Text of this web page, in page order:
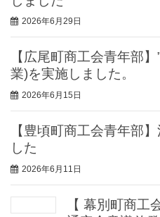
2026年6月29日
【広尾町商工会青年部
業)を実施しました。
2026年6月15日
【豊頃町商工会青年部
した
2026年6月11日
【 幕別町商工